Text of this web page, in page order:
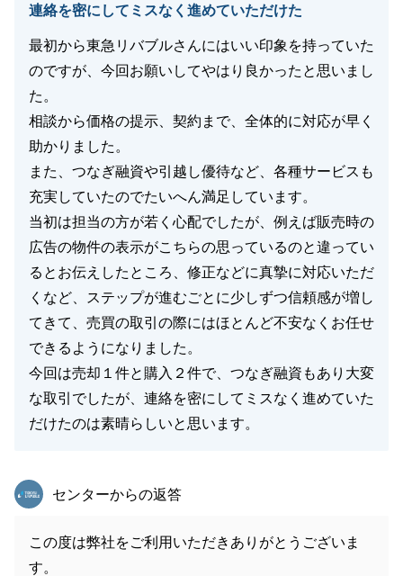
連絡を密にしてミスなく進めていただけた
最初から東急リバブルさんにはいい印象を持っていた
のですが、今回お願いしてやはり良かったと思いまし
た。
相談から価格の提示、契約まで、全体的に対応が早く
助かりました。
また、つなぎ融資や引越し優待など、各種サービスも
充実していたのでたいへん満足しています。
当初は担当の方が若く心配でしたが、例えば販売時の
広告の物件の表示がこちらの思っているのと違ってい
るとお伝えしたところ、修正などに真摯に対応いただ
くなど、ステップが進むごとに少しずつ信頼感が増し
てきて、売買の取引の際にはほとんど不安なくお任せ
できるようになりました。
今回は売却１件と購入２件で、つなぎ融資もあり大変
な取引でしたが、連絡を密にしてミスなく進めていた
だけたのは素晴らしいと思います。
東急リバブル
センターからの返答
この度は弊社をご利用いただきありがとうございま
す。